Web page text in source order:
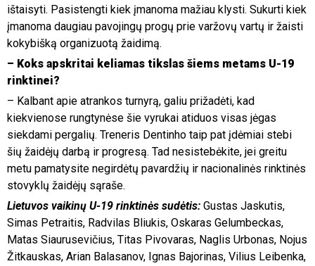
ištaisyti. Pasistengti kiek įmanoma mažiau klysti. Sukurti kiek
įmanoma daugiau pavojingų progų prie varžovų vartų ir žaisti
kokybišką organizuotą žaidimą.
– Koks apskritai keliamas tikslas šiems metams U-19
rinktinei?
– Kalbant apie atrankos turnyrą, galiu prižadėti, kad
kiekvienose rungtynėse šie vyrukai atiduos visas jėgas
siekdami pergalių. Treneris Dentinho taip pat įdėmiai stebi
šių žaidėjų darbą ir progresą. Tad nesistebėkite, jei greitu
metu pamatysite negirdėtų pavardžių ir nacionalinės rinktinės
stovyklų žaidėjų sąraše.
Lietuvos vaikinų U-19 rinktinės sudėtis: Gustas Jaskutis,
Simas Petraitis, Radvilas Bliukis, Oskaras Gelumbeckas,
Matas Siaurusevičius, Titas Pivovaras, Naglis Urbonas, Nojus
Žitkauskas, Arian Balasanov, Ignas Bajorinas, Vilius Leibenka,